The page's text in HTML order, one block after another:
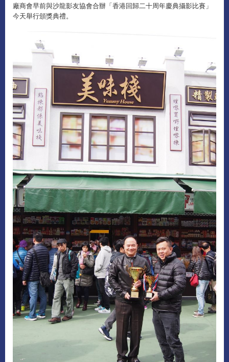
廠商會早前與沙龍影友協會合辦「香港回歸二十周年慶典攝影比賽」
今天舉行頒獎典禮。